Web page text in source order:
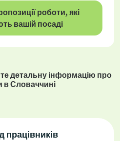
роботи, які
вашій посаді
детальну інформацію про
в Словаччині
працівників